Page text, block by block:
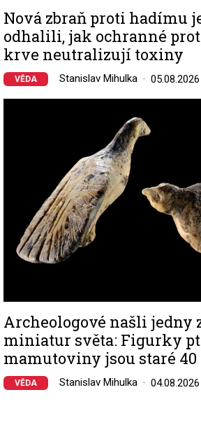
Nová zbraň proti hadímu
odhalili, jak ochranné
krve neutralizují toxiny
VĚDA Stanislav Mihulka 05.08.2026
Archeologové našli jedny
miniatur světa: Figurky
mamutoviny jsou staré 40
VĚDA Stanislav Mihulka 04.08.2026